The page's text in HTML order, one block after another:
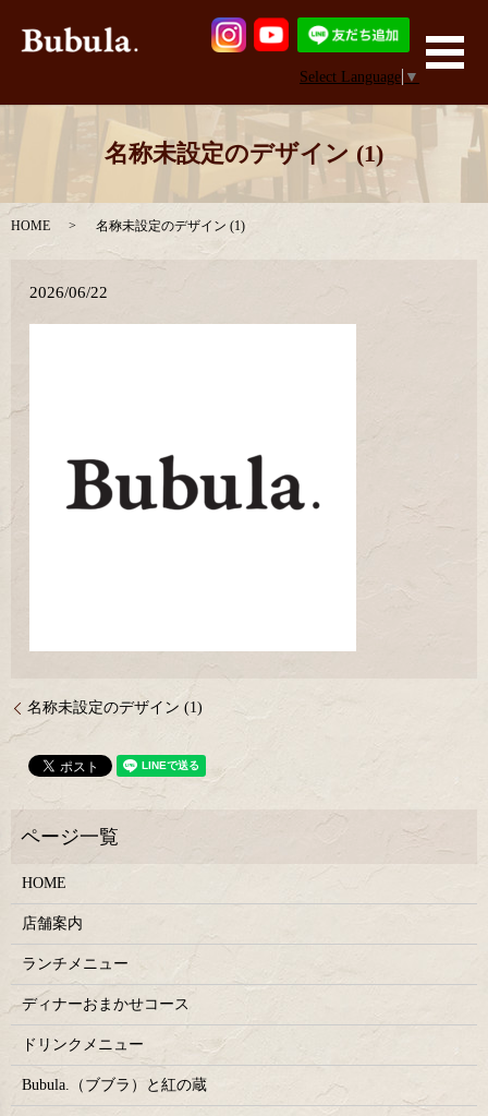
Select Language ▼
メ
名称未設定のデザイン (1)
HOME 名称未設定のデザイン (1)
2026/06/22
名称未設定のデザイン (1)
HOME
店舗案内
ランチメニュー
ディナーおまかせコース
ドリンクメニュー
Bubula.（ブブラ）と紅の蔵